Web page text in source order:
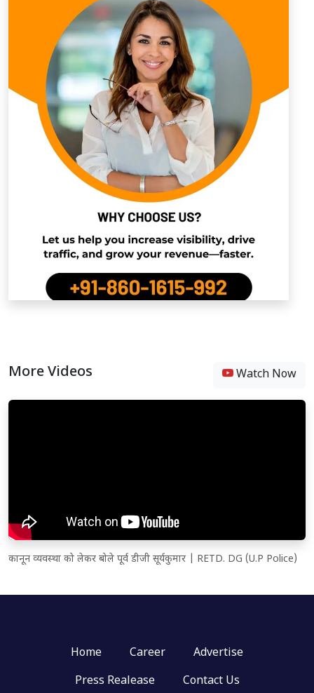
More Videos Watch Now
कानून व्यवस्था को लेकर बोले पूर्व डीजी सूर्यकुमार | RETD. DG (U.P Police)
Home Career
Advertise
Press Realease
Contact Us